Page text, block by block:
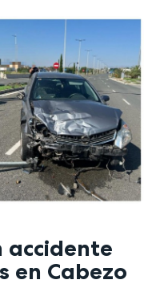
accidente
en Cabezo